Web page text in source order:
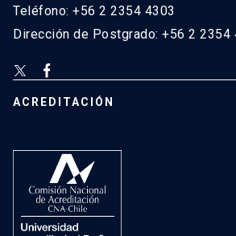
Teléfono: +56 2 2354 4303
Dirección de Postgrado: +56 2 2354
ACREDITACIÓN